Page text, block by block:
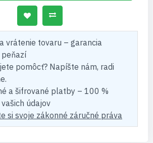
vrátenie tovaru – garancia
pomôcť? Napíšte nám, radi
a šifrované platby – 100 %
údajov
si svoje zákonné záručné práva